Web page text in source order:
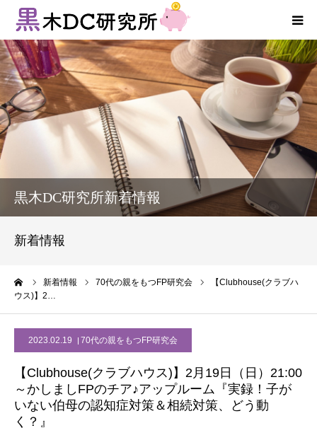
黒木DC研究所新着情報
新着情報
新着情報 70代の親をもつFP研究会
【Clubhouse(クラブハ
ウス)】2…
2023.02.19 70代の親をもつFP研究会
【Clubhouse(クラブハウス)】2月19日（日）21:00
～かしましFPのチア♪アップルーム『実録！子が
いない伯母の認知症対策＆相続対策、どう動
く？』
法人向けサービス
個人向けサービス
新着情報
お問い合わせ